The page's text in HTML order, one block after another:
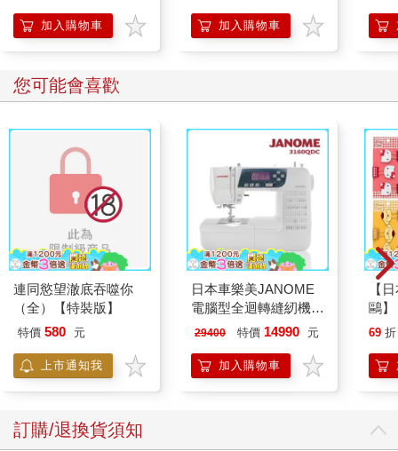
「行動派」的37個科
學方法
加入購物車 加入購物車
的
您可能會喜歡
連同慾望澈底吞噬你
（全）【特裝版】
特價 580 元
上市通知我
日本車樂美JANOME
電腦型全迴轉縫紉機
3160QDC
29400 特價 14990 元
加入購物車
【
鷗
(8款
企鵝
69 折
訂購/退換貨須知